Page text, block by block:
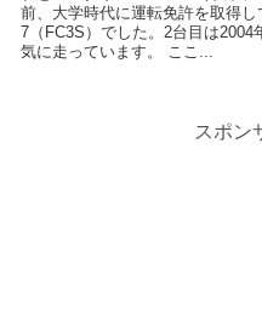
前、大学時代に運転免許を取得
7（FC3S）でした。2台目は
気に走っています。 ここ...
スポン